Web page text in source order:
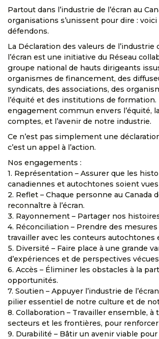
Partout dans l’industrie de l’écran au
organisations s’unissent pour dire : voici
défendons.
La Déclaration des valeurs de l’industrie
l’écran est une initiative du Réseau
groupe national de hauts dirigeants
organismes de financement, des
syndicats, des associations, des
l’équité et des institutions de formation.
engagement commun envers l’équité,
comptes, et l’avenir de notre industrie.
Ce n’est pas simplement une
c’est un appel à l’action.
Nos engagements :
1. Représentation – Assurer que les
canadiennes et autochtones soient
2. Reflet – Chaque personne au Canada
reconnaître à l’écran.
3. Rayonnement – Partager nos
4. Réconciliation – Prendre des
travailler avec les conteurs autochtones
5. Diversité – Faire place à une grande
d’expériences et de perspectives
6. Accès – Éliminer les obstacles à la
opportunités.
7. Soutien – Appuyer l’industrie de
pilier essentiel de notre culture et de
8. Collaboration – Travailler ensemble, à
secteurs et les frontières, pour
9. Durabilité – Bâtir un avenir viable